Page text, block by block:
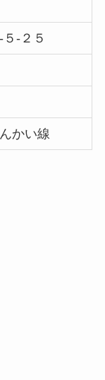
-２５
かい線